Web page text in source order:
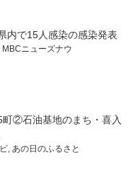
で15人感染の感染発表
MBCニューズナウ
町②石油基地のまち・喜入
, あの日のふるさと